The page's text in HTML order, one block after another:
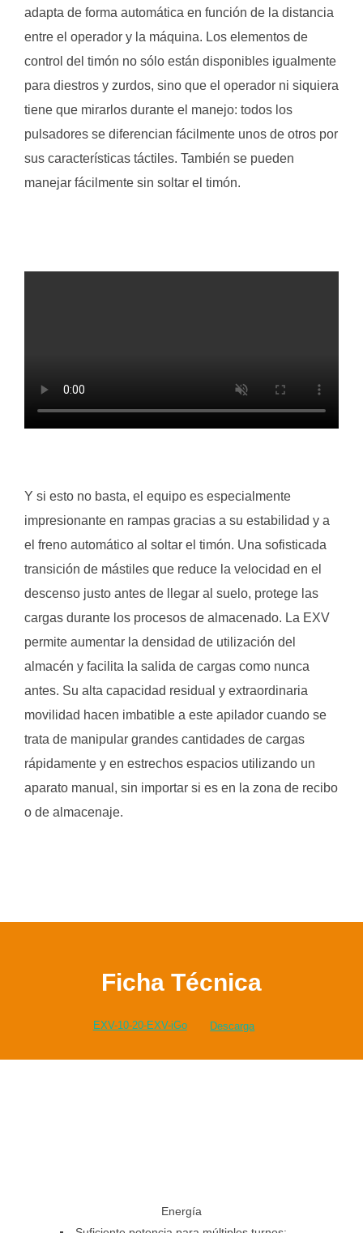
adapta de forma automática en función de la distancia
entre el operador y la máquina. Los elementos de
control del timón no sólo están disponibles igualmente
para diestros y zurdos, sino que el operador ni siquiera
tiene que mirarlos durante el manejo: todos los
pulsadores se diferencian fácilmente unos de otros por
sus características táctiles. También se pueden
manejar fácilmente sin soltar el timón.
Y si esto no basta, el equipo es especialmente
impresionante en rampas gracias a su estabilidad y a
el freno automático al soltar el timón. Una sofisticada
transición de mástiles que reduce la velocidad en el
descenso justo antes de llegar al suelo, protege las
cargas durante los procesos de almacenado. La EXV
permite aumentar la densidad de utilización del
almacén y facilita la salida de cargas como nunca
antes. Su alta capacidad residual y extraordinaria
movilidad hacen imbatible a este apilador cuando se
trata de manipular grandes cantidades de cargas
rápidamente y en estrechos espacios utilizando un
aparato manual, sin importar si es en la zona de recibo
o de almacenaje.
Ficha Técnica
EXV-10-20-EXV-iGo Descarga
Energía